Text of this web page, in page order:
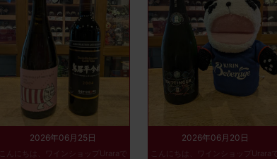
2026年06月25日
こんにちは、ワインショップUraraで
2026年06月20日
こんにちは、ワインショップUraraで